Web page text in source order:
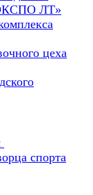
ЛТ»
цеха
спорта